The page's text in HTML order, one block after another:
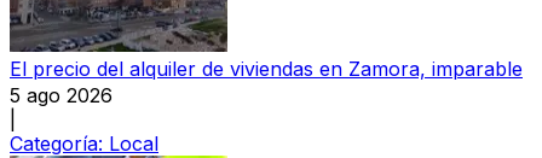
El precio del alquiler de viviendas en Zamora, imparable
5 ago 2026
Categoría: Local